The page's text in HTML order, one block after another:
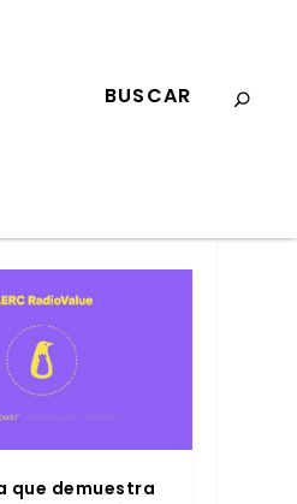
que demues­tra